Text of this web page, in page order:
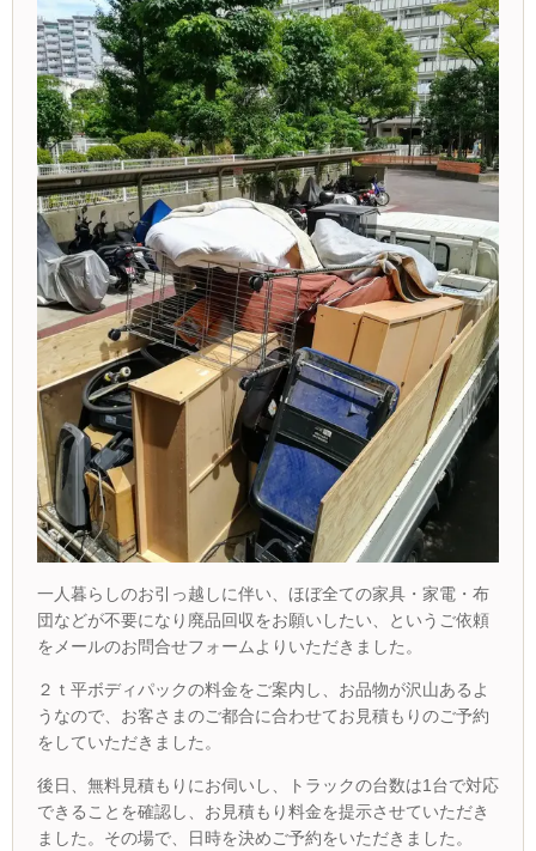
一人暮らしのお引っ越しに伴い、ほぼ全ての家具・家電・布
団などが不要になり廃品回収をお願いしたい、というご依頼
をメールのお問合せフォームよりいただきました。
２ｔ平ボディパックの料金をご案内し、お品物が沢山あるよ
うなので、お客さまのご都合に合わせてお見積もりのご予約
をしていただきました。
後日、無料見積もりにお伺いし、トラックの台数は1台で対応
できることを確認し、お見積もり料金を提示させていただき
ました。その場で、日時を決めご予約をいただきました。